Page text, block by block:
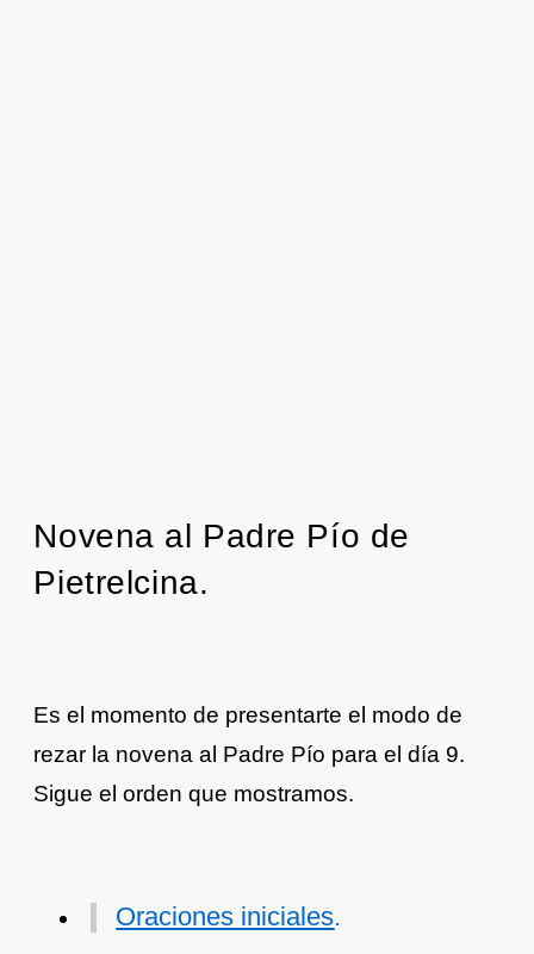
Novena al Padre Pío de
Pietrelcina.
Es el momento de presentarte el modo de
rezar la novena al Padre Pío para el día 9.
Sigue el orden que mostramos.
Oraciones iniciales.